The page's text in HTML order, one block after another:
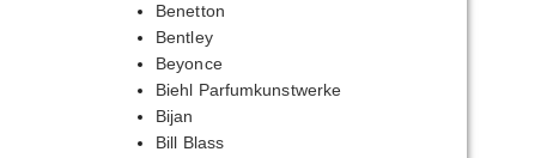
Benetton
Bentley
Beyonce
Biehl Parfumkunstwerke
Bijan
Bill Blass